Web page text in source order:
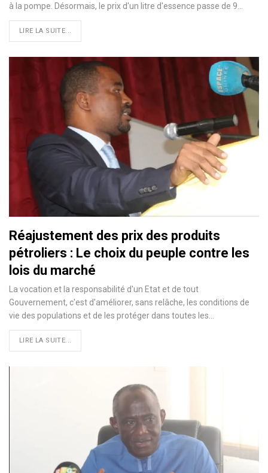
à la pompe. Désormais, le prix d'un litre d'essence passe de 9…
LIRE LA SUITE...
Réajustement des prix des produits
pétroliers : Le choix du peuple contre les
lois du marché
La vocation et la responsabilité d'un Etat et de tout
Gouvernement, c'est d'améliorer, sans relâche, les conditions de
vie des populations et de les protéger dans toutes les…
LIRE LA SUITE...